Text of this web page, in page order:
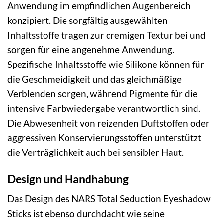
Anwendung im empfindlichen Augenbereich
konzipiert. Die sorgfältig ausgewählten
Inhaltsstoffe tragen zur cremigen Textur bei und
sorgen für eine angenehme Anwendung.
Spezifische Inhaltsstoffe wie Silikone können für
die Geschmeidigkeit und das gleichmäßige
Verblenden sorgen, während Pigmente für die
intensive Farbwiedergabe verantwortlich sind.
Die Abwesenheit von reizenden Duftstoffen oder
aggressiven Konservierungsstoffen unterstützt
die Verträglichkeit auch bei sensibler Haut.
Design und Handhabung
Das Design des NARS Total Seduction Eyeshadow
Sticks ist ebenso durchdacht wie seine